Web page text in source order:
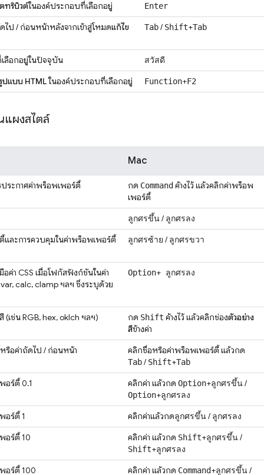
ทริบิวต์ในองค์ประกอบที่เลือกอยู่ Enter
ป / ก่อนหน้าหลังจากเข้าสู่โหมดแก้ไข Tab/ Shift+Tab
ลือกอยู่ในปัจจุบัน สวัสดี
ปแบบ HTMLในองค์ประกอบที่เลือกอยู่ Function+F2
ผงสไตล์
Mac
ระกาศค่าพร็อพเพอร์ตี้ กด Command ค้างไว้ แล้วคลิกค่าพร็อพ
เพอร์ตี้
ลูกศรขึ้น/ ลูกศรลง
ละการควบคุมในค่าพร็อพเพอร์ตี้ ลูกศรซ้าย / ลูกศรขวา
อค่า CSS เมื่อโฟกัสฟังก์ชันในค่า
calc, clamp ฯลฯ ซึ่งระบุด้วย
Option+ ลูกศรลง
(เช่น RGB, hex, oklch ฯลฯ) กด Shift ค้างไว้ แล้วคลิกช่องตัวอย่าง
สีข้างค่า
รือค่าถัดไป / ก่อนหน้า
คลิกชื่อหรือค่าพร็อพเพอร์ตี้ แล้วกด
Tab/ Shift+Tab
อร์ตี้ 0.1 คลิกค่า แล้วกด Option+ลูกศรขึ้น/
Option+ลูกศรลง
อร์ตี้ 1 คลิกค่าแล้วกดลูกศรขึ้น/ ลูกศรลง
อร์ตี้ 10 คลิกค่า แล้วกด Shift+ลูกศรขึ้น/
Shift+ลูกศรลง
อร์ตี้ 100 คลิกค่า แล้วกด Command+ลูกศรขึ้น/